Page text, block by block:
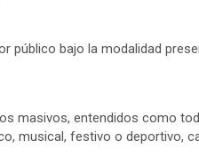
público bajo la modalidad
masivos, entendidos como
musical, festivo o deportivo,